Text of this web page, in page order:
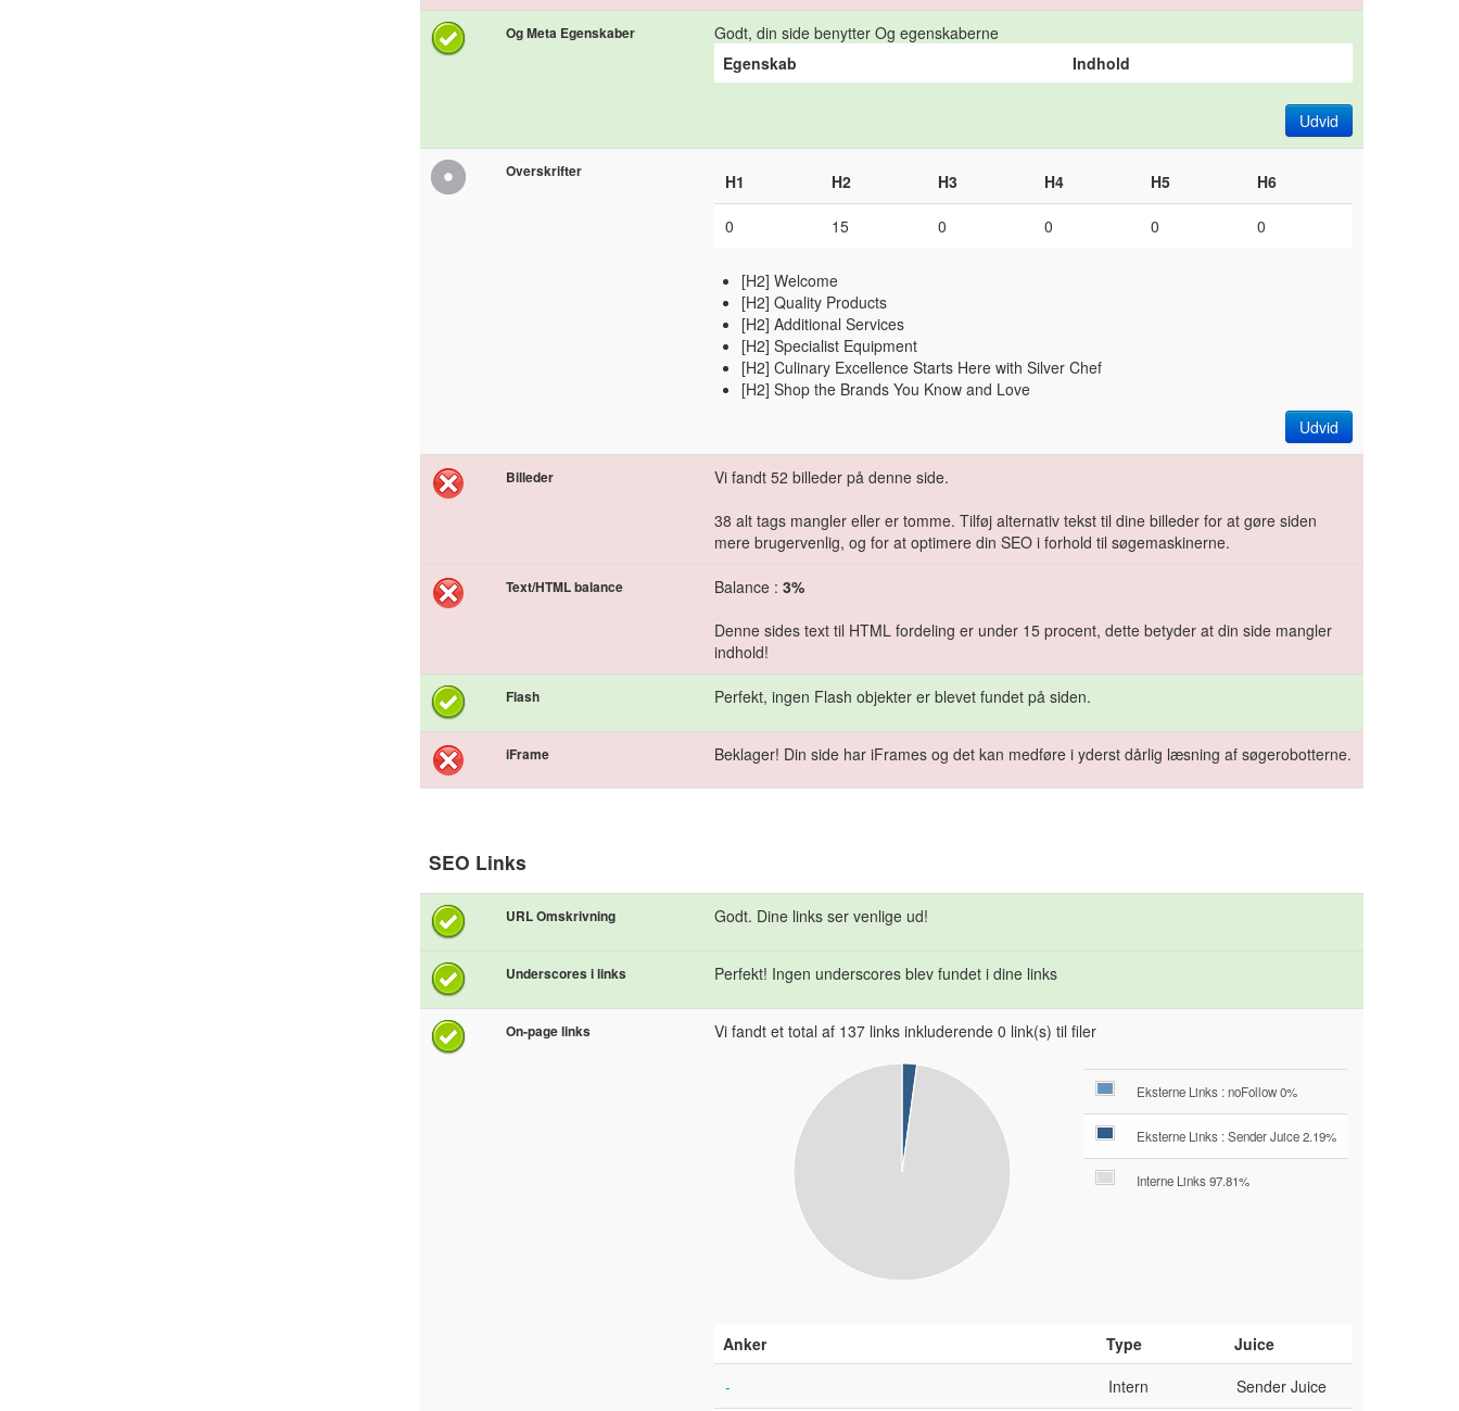
Og Meta Egenskaber
Godt, din side benytter Og egenskaberne
Egenskab
Indhold
Udvid
Overskrifter H1 H2 H3 H4 H5 H6
0 15 0 0 0 0
[H2] Welcome
[H2] Quality Products
[H2] Additional Services
[H2] Specialist Equipment
[H2] Culinary Excellence Starts Here with Silver Chef
[H2] Shop the Brands You Know and Love
Udvid
Billeder
Vi fandt 52 billeder på denne side.
38 alt tags mangler eller er tomme. Tilføj alternativ tekst til dine billeder for at gøre siden
mere brugervenlig, og for at optimere din SEO i forhold til søgemaskinerne.
Text/HTML balance Balance : 3%
Denne sides text til HTML fordeling er under 15 procent, dette betyder at din side mangler
indhold!
Flash Perfekt, ingen Flash objekter er blevet fundet på siden.
iFrame Beklager! Din side har iFrames og det kan medføre i yderst dårlig læsning af søgerobotterne.
SEO Links
URL Omskrivning Godt. Dine links ser venlige ud!
Underscores i links Perfekt! Ingen underscores blev fundet i dine links
On-page links Vi fandt et total af 137 links inkluderende 0 link(s) til filer
Eksterne Links : noFollow 0%
Eksterne Links : Sender Juice 2.19%
Interne Links 97.81%
Anker Type
Juice
-
Intern Sender Juice